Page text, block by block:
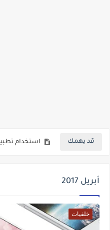
قد يهمك استخدام تطبيق
أبريل 2017
خلفيات